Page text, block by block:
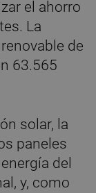
el ahorro
La
de
63.565
solar, la
paneles
del
y, como